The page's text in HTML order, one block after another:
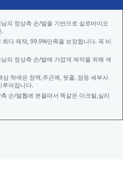
의 정상측 손/발을 기반으로 실로바이오
.
다 제작, 99.9%만족을 보장합니다. 꼭 비
의 정상측 손/발에 가깝게 제작을 위해 색
착색은 정맥,주근께, 핏줄, 점등 세부사
루어집니다.
손/발톱에 본을떠서 똑같은 아크릴,실리